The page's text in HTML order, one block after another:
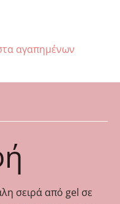
αγαπημένων
σειρά από gel σε